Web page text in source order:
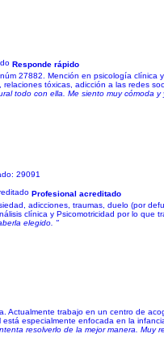
Responde rápido
27882. Mención en psicología
tóxicas, adicción a las redes
todo con ella. Me siento muy
29091
Profesional acreditado
adicciones, traumas, duelo (por
clínica y Psicomotricidad por lo que
elegido. "
trabajo en un centro de
especialmente enfocada en la
resolverlo de la mejor manera.